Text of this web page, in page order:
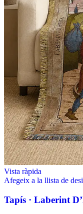
Vista ràpida
Afegeix a la llista de
Tapís · Laberint